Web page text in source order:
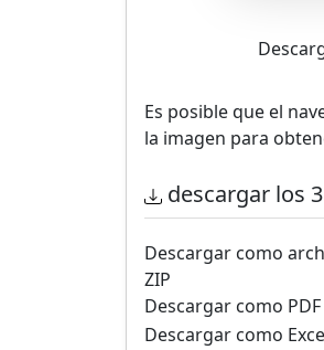
Es posible que el
la imagen para
descargar los
Descargar como
ZIP
Descargar como PDF
Descargar como